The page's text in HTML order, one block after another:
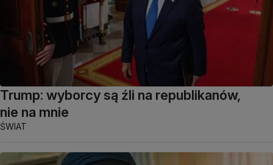
Trump: wyborcy są źli na republikanów,
nie na mnie
ŚWIAT